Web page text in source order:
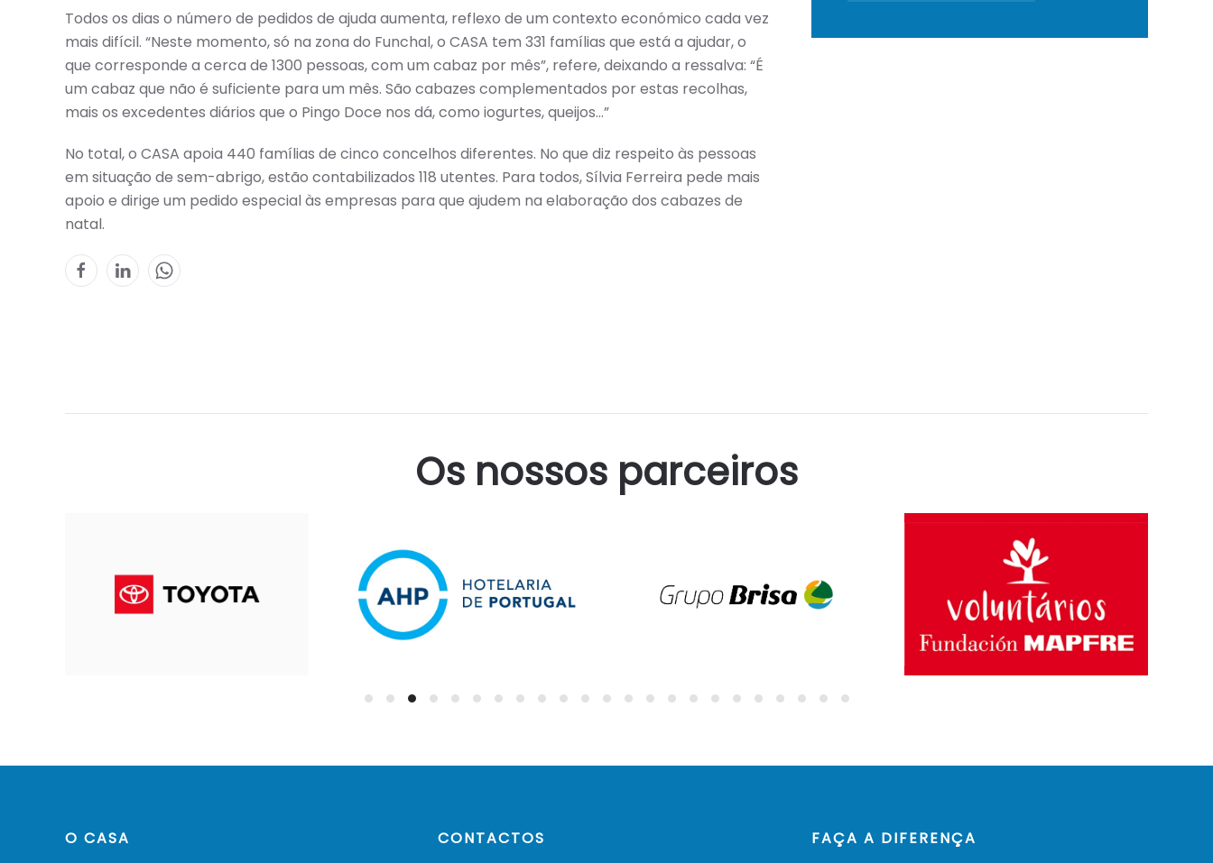
Todos os dias o número de pedidos de ajuda aumenta, reflexo de um contexto económico cada vez
mais difícil. “Neste momento, só na zona do Funchal, o CASA tem 331 famílias que está a ajudar, o
que corresponde a cerca de 1300 pessoas, com um cabaz por mês”, refere, deixando a ressalva: “É
um cabaz que não é suficiente para um mês. São cabazes complementados por estas recolhas,
mais os excedentes diários que o Pingo Doce nos dá, como iogurtes, queijos…”
No total, o CASA apoia 440 famílias de cinco concelhos diferentes. No que diz respeito às pessoas
em situação de sem-abrigo, estão contabilizados 118 utentes. Para todos, Sílvia Ferreira pede mais
apoio e dirige um pedido especial às empresas para que ajudem na elaboração dos cabazes de
natal.
Os nossos parceiros
O CASA
CONTACTOS
FAÇA A DIFERENÇA